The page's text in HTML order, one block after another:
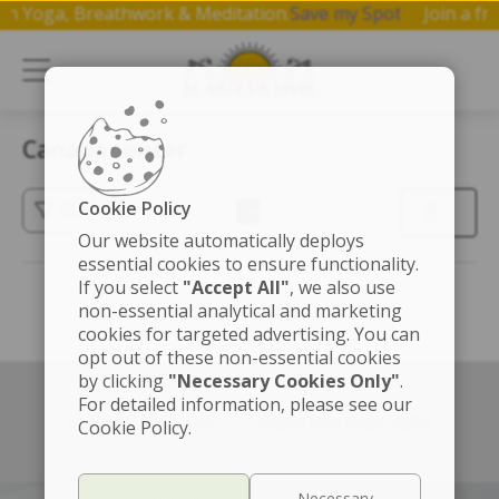
Yoga, Breathwork & Meditation.Save my Spot Join a
Canada center
(3)
Left box align left Right box align right
Cookie Policy
Our website automatically deploys
essential cookies to ensure functionality.
If you select "Accept All", we also use
non-essential analytical and marketing
cookies for targeted advertising. You can
opt out of these non-essential cookies
by clicking "Necessary Cookies Only".
For detailed information, please see our
Cookie Policy.